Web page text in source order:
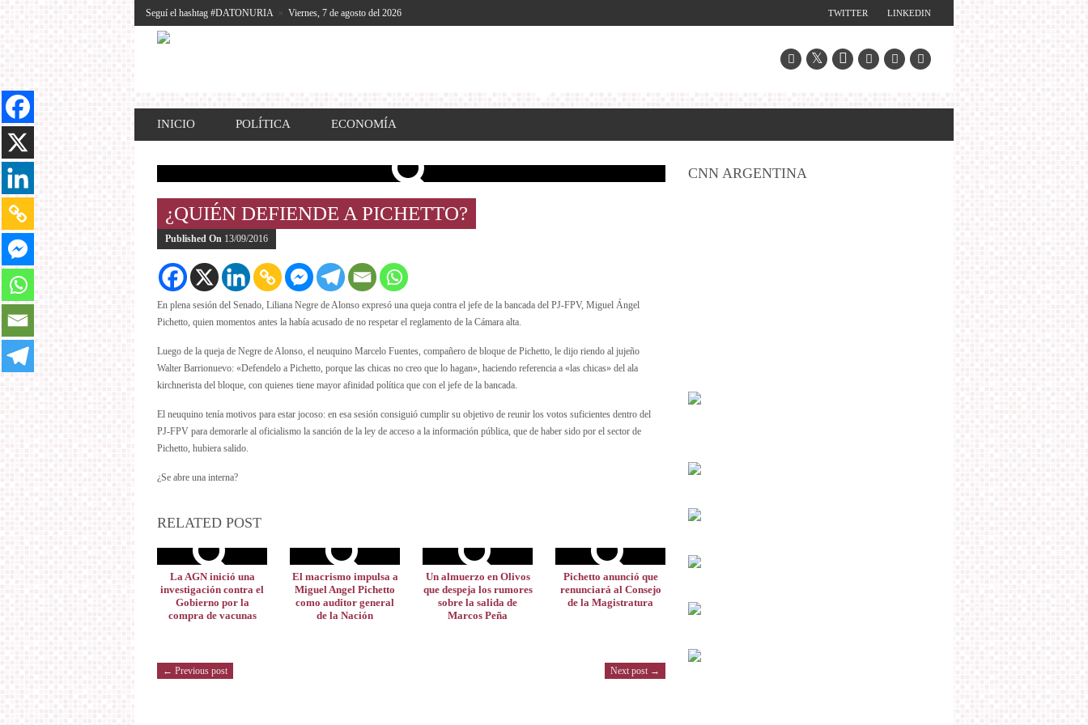
Seguí el hashtag #DATONURIA » Viernes, 7 de agosto del 2026 LINKEDIN
TWITTER
INICIO POLÍTICA ECONOMÍA
¿QUIÉN DEFIENDE A PICHETTO?
Published On 13/09/2016
En plena sesión del Senado, Liliana Negre de Alonso expresó una queja contra el jefe de la bancada del PJ-FPV, Miguel Ángel
Pichetto, quien momentos antes la había acusado de no respetar el reglamento de la Cámara alta.
Luego de la queja de Negre de Alonso, el neuquino Marcelo Fuentes, compañero de bloque de Pichetto, le dijo riendo al jujeño
Walter Barrionuevo: «Defendelo a Pichetto, porque las chicas no creo que lo hagan», haciendo referencia a «las chicas» del ala
kirchnerista del bloque, con quienes tiene mayor afinidad política que con el jefe de la bancada.
El neuquino tenía motivos para estar jocoso: en esa sesión consiguió cumplir su objetivo de reunir los votos suficientes dentro del
PJ-FPV para demorarle al oficialismo la sanción de la ley de acceso a la información pública, que de haber sido por el sector de
Pichetto, hubiera salido.
¿Se abre una interna?
RELATED POST
La AGN inició una
investigación contra el
Gobierno por la
compra de vacunas
El macrismo impulsa a
Miguel Angel Pichetto
como auditor general
de la Nación
Un almuerzo en Olivos
que despeja los rumores
sobre la salida de
Marcos Peña
Pichetto anunció que
renunciará al Consejo
de la Magistratura
← Previous post Next post →
CNN ARGENTINA